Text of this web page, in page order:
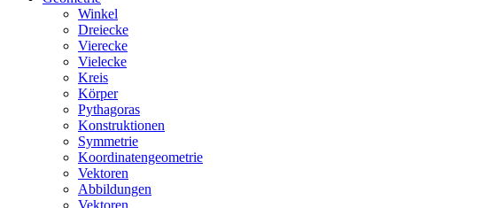
Winkel
Dreiecke
Vierecke
Vielecke
Kreis
Körper
Pythagoras
Konstruktionen
Symmetrie
Koordinatengeometrie
Vektoren
Abbildungen
Vektoren